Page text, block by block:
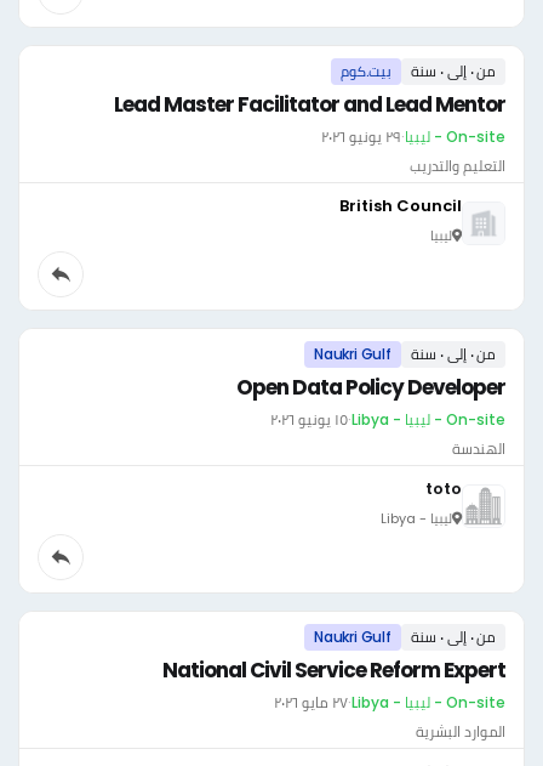
من ٠ إلى ٠ سنة بيت.كوم
Lead Master Facilitator and Lead Mentor
On-site - ليبيا ·٢٩ يونيو ٢٠٢٦
التعليم والتدريب
British Council
ليبيا
من ٠ إلى ٠ سنة Naukri Gulf
Open Data Policy Developer
On-site - ليبيا - Libya ·١٥ يونيو ٢٠٢٦
الهندسة
toto
ليبيا - Libya
من ٠ إلى ٠ سنة Naukri Gulf
National Civil Service Reform Expert
On-site - ليبيا - Libya ·٢٧ مايو ٢٠٢٦
الموارد البشرية